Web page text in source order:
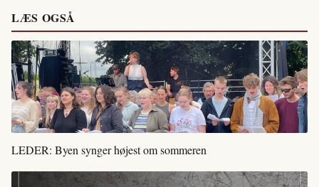
LÆS OGSÅ
LEDER: Byen synger højest om sommeren